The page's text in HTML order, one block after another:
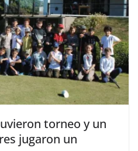
torneo y un
jugaron un